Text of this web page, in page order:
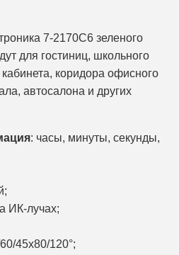
7-2170С6 зеленого
для гостиниц, школьного
коридора офисного
автосалона и других
: часы, минуты, секунды,
ИК-лучах;
45х80/120°;